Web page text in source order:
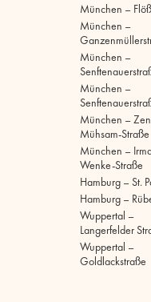
München –
München –
München –
München –
München –
Mühsam-Straße
München –
Wenke-Straße
Hamburg – St.
Hamburg –
Wuppertal –
Langerfelder
Wuppertal –
Goldlackstraße